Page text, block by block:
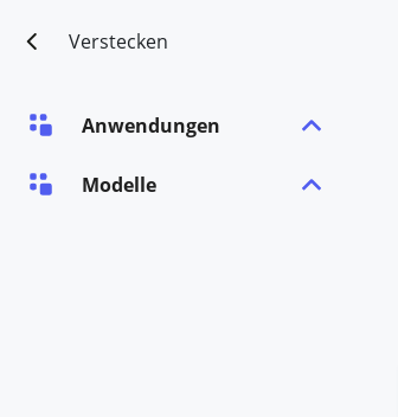
Verstecken
Anwendungen
Modelle